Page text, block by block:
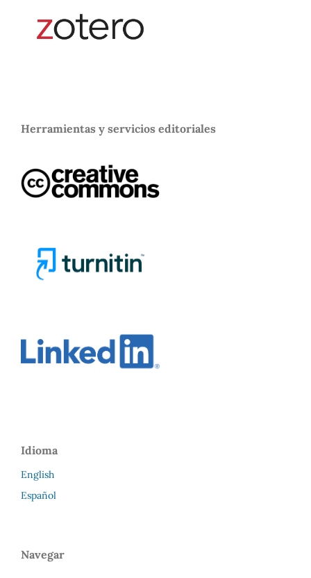
Herramientas y servicios editoriales
Idioma
English
Español
Navegar